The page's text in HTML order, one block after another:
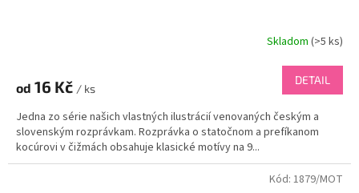
Skladom (>5 ks)
od 16 Kč / ks
DETAIL
Jedna zo série našich vlastných ilustrácií venovaných českým a
slovenským rozprávkam. Rozprávka o statočnom a prefíkanom
kocúrovi v čižmách obsahuje klasické motívy na 9...
Kód: 1879/MOT